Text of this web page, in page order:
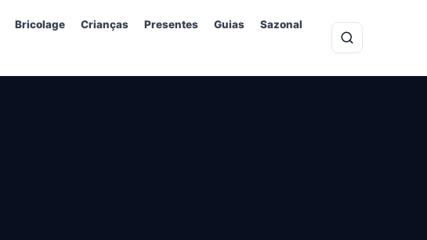
Bricolage Crianças Presentes Guias Sazonal